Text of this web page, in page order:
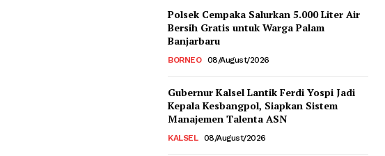
Polsek Cempaka Salurkan 5.000 Liter Air
Bersih Gratis untuk Warga Palam
Banjarbaru
BORNEO 08/August/2026
Gubernur Kalsel Lantik Ferdi Yospi Jadi
Kepala Kesbangpol, Siapkan Sistem
Manajemen Talenta ASN
KALSEL 08/August/2026